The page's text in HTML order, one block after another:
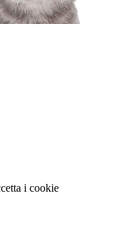
i cookie